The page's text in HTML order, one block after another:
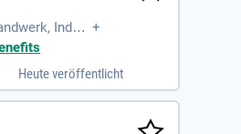
Indust +
Heute veröffentlicht